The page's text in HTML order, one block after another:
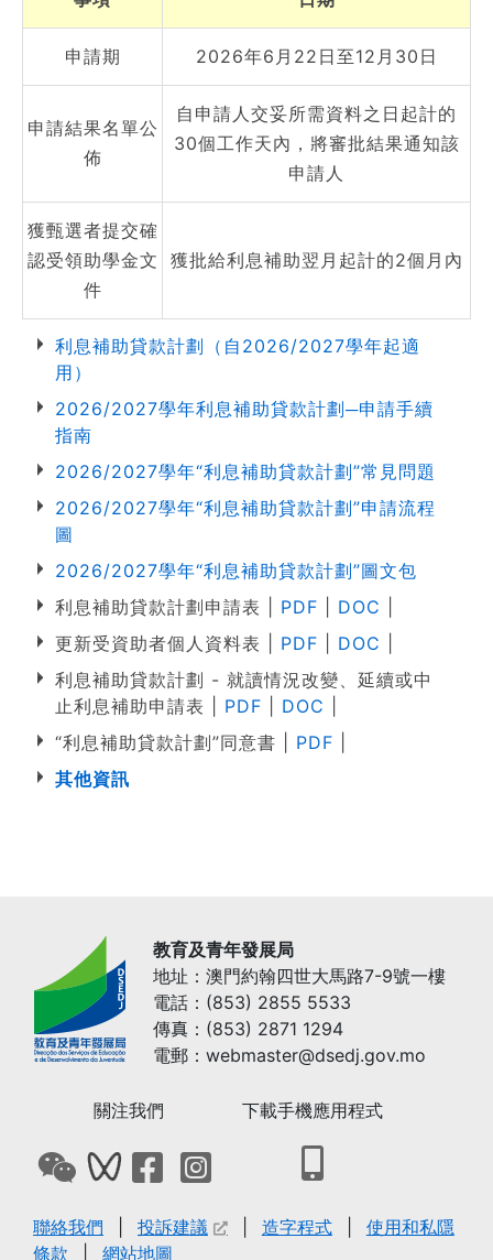
申請期 2026年6月22日至12月30日
申請結果名單公
佈
自申請人交妥所需資料之日起計的
30個工作天內，將審批結果通知該
申請人
獲甄選者提交確
認受領助學金文
件
獲批給利息補助翌月起計的2個月內
利息補助貸款計劃（自2026/2027學年起適
用）
2026/2027學年利息補助貸款計劃─申請手續
指南
2026/2027學年“利息補助貸款計劃”常見問題
2026/2027學年“利息補助貸款計劃”申請流程
圖
2026/2027學年“利息補助貸款計劃”圖文包
利息補助貸款計劃申請表 | PDF DOC
更新受資助者個人資料表 | PDF DOC
利息補助貸款計劃 - 就讀情況改變、延續或中
止利息補助申請表 | PDF DOC
“利息補助貸款計劃”同意書 | PDF
其他資訊
教育及青年發展局
地址：澳門約翰四世大馬路7-9號一樓
電話：(853) 2855 5533
傳真：(853) 2871 1294
電郵：webmaster@dsedj.gov.mo
關注我們
打開教青局微信QRCode
打開教青局微信影音號QRCode
打開教青局Facebook專頁
下載手機應用程式
聯絡我們 投訴建議 造字程式
使用和私隱
條款
網站地圖